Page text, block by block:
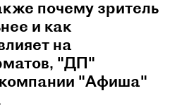
почему зритель
и как
на
"ДП"
компании "Афиша"